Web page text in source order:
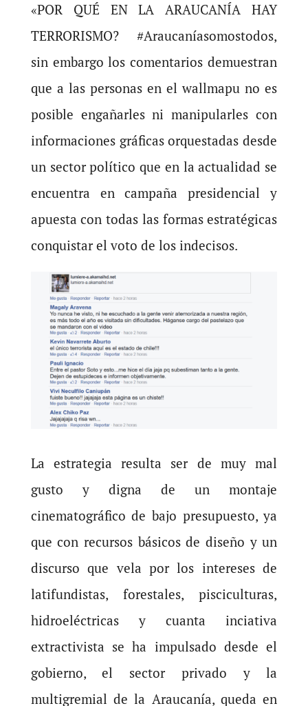
«POR QUÉ EN LA ARAUCANÍA HAY
TERRORISMO? #Araucaníasomostodos,
sin embargo los comentarios demuestran
que a las personas en el wallmapu no es
posible engañarles ni manipularles con
informaciones gráficas orquestadas desde
un sector político que en la actualidad se
encuentra en campaña presidencial y
apuesta con todas las formas estratégicas
conquistar el voto de los indecisos.
La estrategia resulta ser de muy mal
gusto y digna de un montaje
cinematográfico de bajo presupuesto, ya
que con recursos básicos de diseño y un
discurso que vela por los intereses de
latifundistas, forestales, pisciculturas,
hidroeléctricas y cuanta inciativa
extractivista se ha impulsado desde el
gobierno, el sector privado y la
multigremial de la Araucanía, queda en